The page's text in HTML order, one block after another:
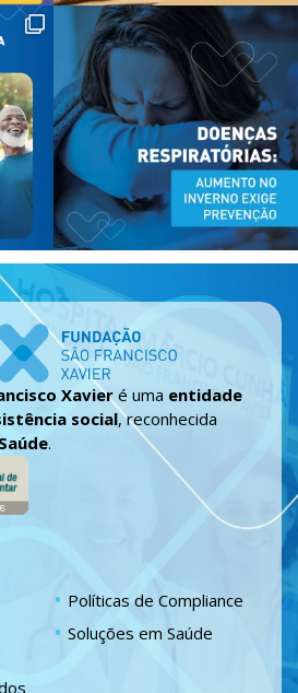
Xavier é uma entidade
social, reconhecida
.
Políticas de Compliance
Soluções em Saúde